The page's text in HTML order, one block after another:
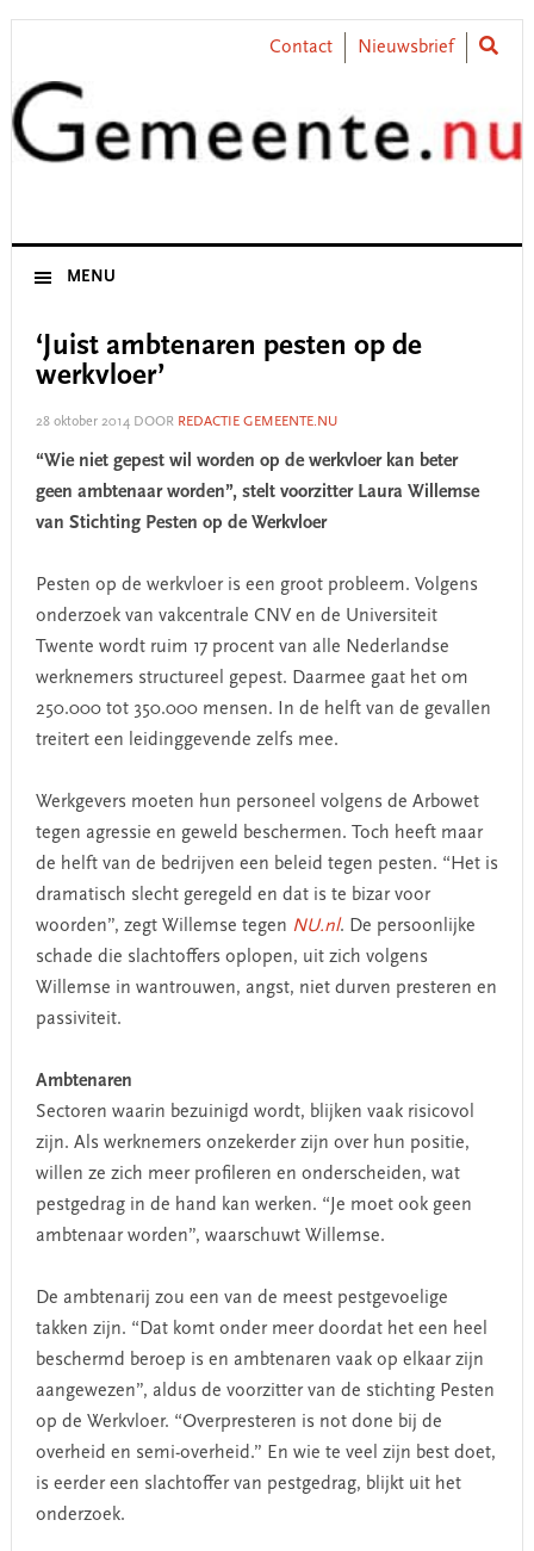
Skip
primary
navigation
Skip
content
Skip
primary
sidebar
Skip
footer
Contact Nieuwsbrief
MENU
‘Juist ambtenaren pesten op de
werkvloer’
28 oktober 2014DOOR REDACTIE GEMEENTE.NU
“Wie niet gepest wil worden op de werkvloer kan beter
geen ambtenaar worden”, stelt voorzitter Laura Willemse
van Stichting Pesten op de Werkvloer
Pesten op de werkvloer is een groot probleem. Volgens
onderzoek van vakcentrale CNV en de Universiteit
Twente wordt ruim 17 procent van alle Nederlandse
werknemers structureel gepest. Daarmee gaat het om
250.000 tot 350.000 mensen. In de helft van de gevallen
treitert een leidinggevende zelfs mee.
Werkgevers moeten hun personeel volgens de Arbowet
tegen agressie en geweld beschermen. Toch heeft maar
de helft van de bedrijven een beleid tegen pesten. “Het is
dramatisch slecht geregeld en dat is te bizar voor
woorden”, zegt Willemse tegen NU.nl. De persoonlijke
schade die slachtoffers oplopen, uit zich volgens
Willemse in wantrouwen, angst, niet durven presteren en
passiviteit.
Ambtenaren
Sectoren waarin bezuinigd wordt, blijken vaak risicovol
zijn. Als werknemers onzekerder zijn over hun positie,
willen ze zich meer profileren en onderscheiden, wat
pestgedrag in de hand kan werken. “Je moet ook geen
ambtenaar worden”, waarschuwt Willemse.
De ambtenarij zou een van de meest pestgevoelige
takken zijn. “Dat komt onder meer doordat het een heel
beschermd beroep is en ambtenaren vaak op elkaar zijn
aangewezen”, aldus de voorzitter van de stichting Pesten
op de Werkvloer. “Overpresteren is not done bij de
overheid en semi-overheid.” En wie te veel zijn best doet,
is eerder een slachtoffer van pestgedrag, blijkt uit het
onderzoek.